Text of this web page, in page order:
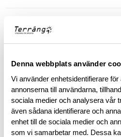
Denna webbplats använder
Vi använder enhetsidentifierare
annonserna till användarna,
sociala medier och analysera vår
även sådana identifierare och
enhet till de sociala medier och
som vi samarbetar med. Dessa
RELATERADE PRODUKTER